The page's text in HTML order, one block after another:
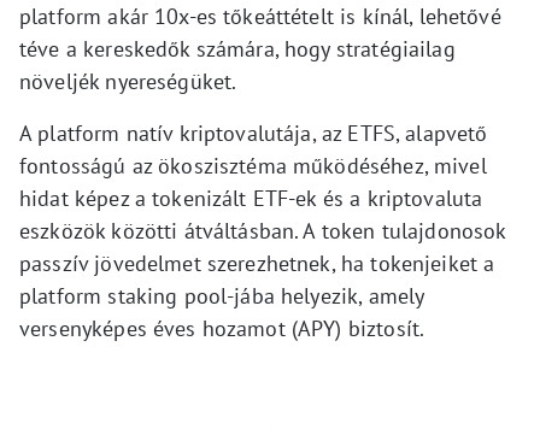
platform akár 10x-es tőkeáttételt is kínál, lehetővé
téve a kereskedők számára, hogy stratégiailag
növeljék nyereségüket.
A platform natív kriptovalutája, az ETFS, alapvető
fontosságú az ökoszisztéma működéséhez, mivel
hidat képez a tokenizált ETF-ek és a kriptovaluta
eszközök közötti átváltásban. A token tulajdonosok
passzív jövedelmet szerezhetnek, ha tokenjeiket a
platform staking pool-jába helyezik, amely
versenyképes éves hozamot (APY) biztosít.